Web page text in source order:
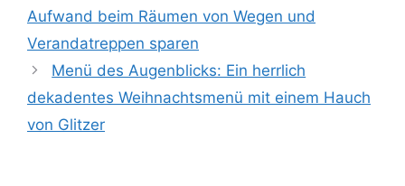
Aufwand beim Räumen von Wegen und
Verandatreppen sparen
Menü des Augenblicks: Ein herrlich
dekadentes Weihnachtsmenü mit einem Hauch
von Glitzer